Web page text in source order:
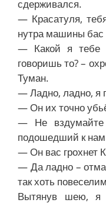
сдерживался.
— Красатуля,
нутра машины
— Какой я тебе
говоришь то? –
Туман.
— Ладно, ладно, я
— Он их точно
— Не вздумайте
подошедший к
— Он вас грохнет
— Да ладно –
так хоть
Вытянув шею, я